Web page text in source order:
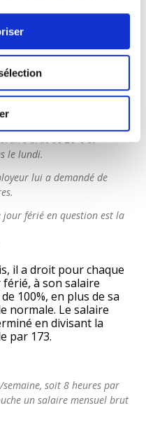
tenu de travailler un jour
comme suit :
il a droit, pour
majoré de 100%, en
;
brut de 20 € et
le lundi.
lui a demandé de
férié en question est la
il a droit pour chaque
à son salaire
100%, en plus de sa
normale. Le salaire
en divisant la
par 173.
soit 8 heures par
un salaire mensuel brut